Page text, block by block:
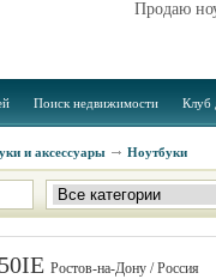
Продаю
Поиск недвижимости Клуб
и аксессуары Ноутбуки
Ростов-на-Дону / Россия